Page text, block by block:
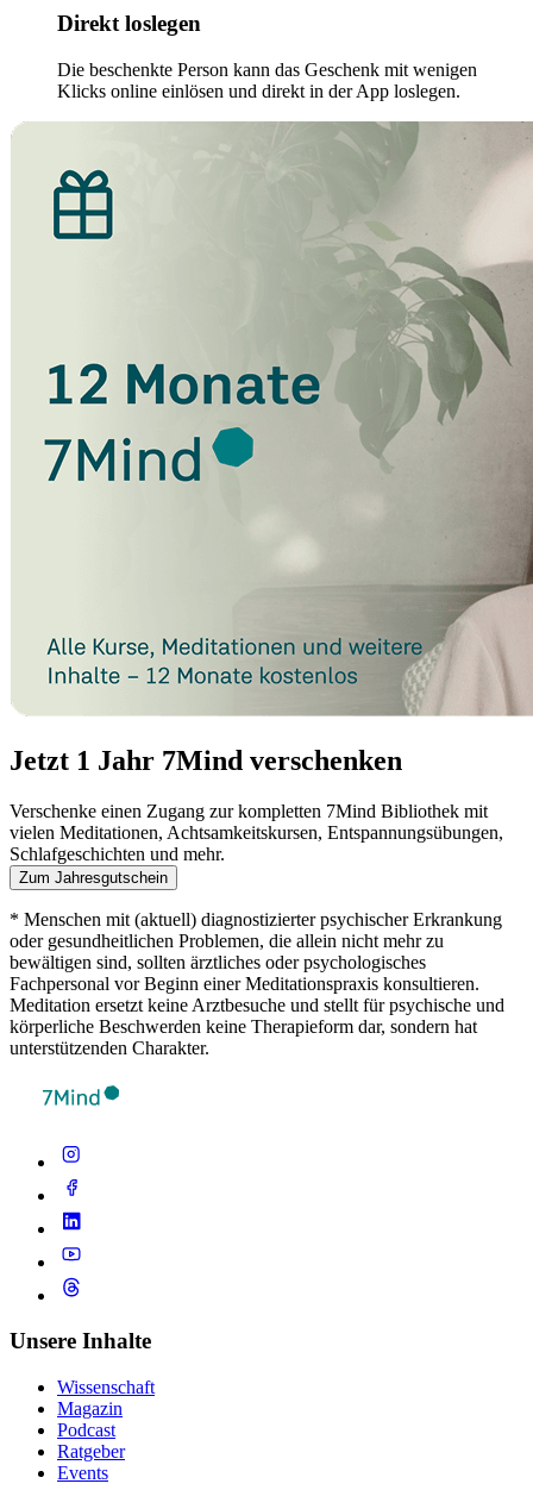
Direkt loslegen
Die beschenkte Person kann das Geschenk mit wenigen
Klicks online einlösen und direkt in der App loslegen.
Jetzt 1 Jahr 7Mind verschenken
Verschenke einen Zugang zur kompletten 7Mind Bibliothek mit
vielen Meditationen, Achtsamkeitskursen, Entspannungsübungen,
Schlafgeschichten und mehr.
Zum Jahresgutschein
* Menschen mit (aktuell) diagnostizierter psychischer Erkrankung
oder gesundheitlichen Problemen, die allein nicht mehr zu
bewältigen sind, sollten ärztliches oder psychologisches
Fachpersonal vor Beginn einer Meditationspraxis konsultieren.
Meditation ersetzt keine Arztbesuche und stellt für psychische und
körperliche Beschwerden keine Therapieform dar, sondern hat
unterstützenden Charakter.
Unsere Inhalte
Wissenschaft
Magazin
Podcast
Ratgeber
Events